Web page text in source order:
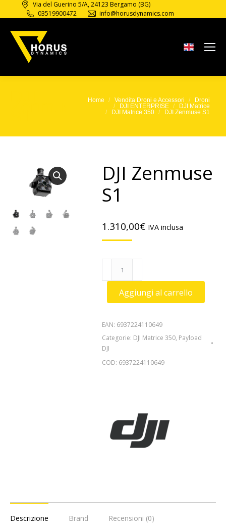
Via del Guerino 5/A, 24123 Bergamo (BG)
03519900472
info@horusdynamics.com
Tu sei qui:
Home Vendita Droni e Accessori
Droni
DJI ENTERPRISE
DJI Matrice
DJI Matrice 350
DJI Zenmuse S1
DJI Zenmuse
S1
1.310,00€ IVA inclusa
quantità
Aggiungi al carrello
EAN: 6937224110649
Categorie: DJI Matrice 350, Payload
DJI
COD: 6937224110649
Descrizione Brand Recensioni (0)